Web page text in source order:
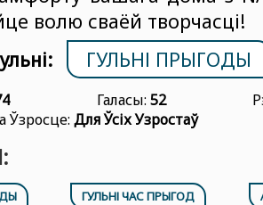
волю сваёй творчасці!
ГУЛЬНІ ПРЫГОДЫ
Галасы: 52
Ўзросце: Для Ўсіх Узростаў
ГУЛЬНІ ЧАС ПРЫГОД